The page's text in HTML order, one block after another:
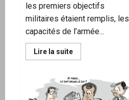
les premiers objectifs
militaires étaient remplis, les
capacités de l’armée...
Lire la suiteEn
savoir
Puisque
la
Russie